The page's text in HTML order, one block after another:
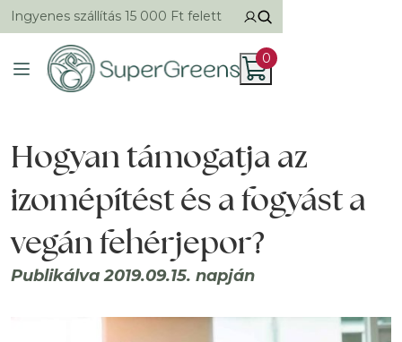
Ingyenes szállítás 15 000 Ft felett
0
Hogyan támogatja az
izomépítést és a fogyást a
vegán fehérjepor?
Publikálva 2019.09.15. napján